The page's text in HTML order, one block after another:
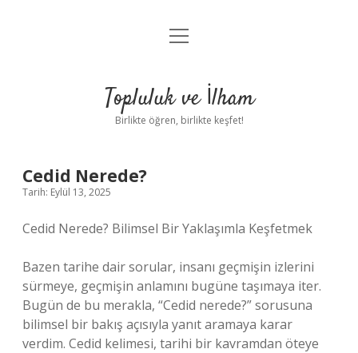
Anasayfa
Yasal Uyarı
menüyü
Topluluk ve İlham
Birlikte öğren, birlikte keşfet!
Cedid Nerede?
Tarih: Eylül 13, 2025
Cedid Nerede? Bilimsel Bir Yaklaşımla Keşfetmek
Bazen tarihe dair sorular, insanı geçmişin izlerini
sürmeye, geçmişin anlamını bugüne taşımaya iter.
Bugün de bu merakla, “Cedid nerede?” sorusuna
bilimsel bir bakış açısıyla yanıt aramaya karar
verdim. Cedid kelimesi, tarihi bir kavramdan öteye